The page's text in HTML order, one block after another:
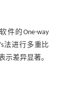
件的One-way
法进行多重比
示差异显著。